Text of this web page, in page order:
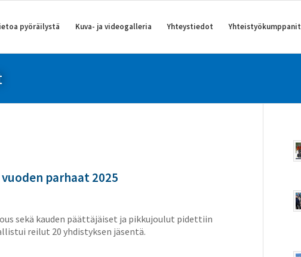
pyöräilystä Kuva- ja videogalleria Yhteystiedot Yhteistyökumppanit
parhaat 2025
sekä kauden päättäjäiset ja pikkujoulut pidettiin
reilut 20 yhdistyksen jäsentä.